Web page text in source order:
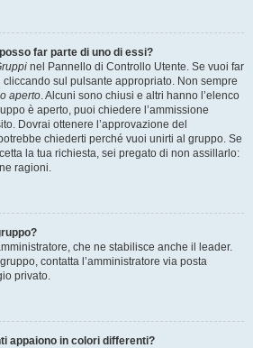
far parte di uno di essi?
nel Pannello di Controllo Utente. Se vuoi far
sul pulsante appropriato. Non sempre
aperto. Alcuni sono chiusi e altri hanno l’elenco
è aperto, puoi chiedere l’ammissione
Dovrai ottenere l’approvazione del
chiederti perché vuoi unirti al gruppo. Se
la tua richiesta, sei pregato di non assillarlo:
ragioni.
che ne stabilisce anche il leader.
contatta l’amministratore via posta
privato.
appaiono in colori differenti?